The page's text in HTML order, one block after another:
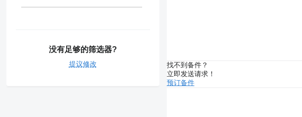
没有足够的筛选器?
提议修改
找不到备件？
立即发送请求！
预订备件